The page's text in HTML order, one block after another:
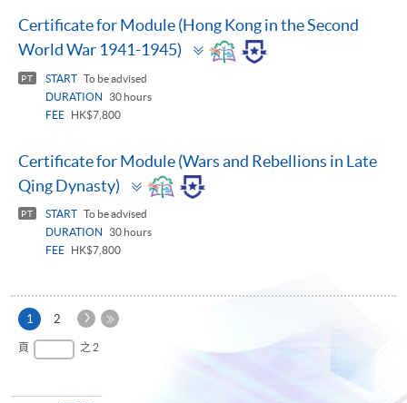
Certificate for Module (Hong Kong in the Second
World War 1941-1945)
Toggle
panel
PT START To be advised
DURATION
30 hours
FEE
HK$7,800
Certificate for Module (Wars and Rebellions in Late
Qing Dynasty)
Toggle
panel
PT START To be advised
DURATION
30 hours
FEE
HK$7,800
1 本
頁
2
下
頁
頁 之 2